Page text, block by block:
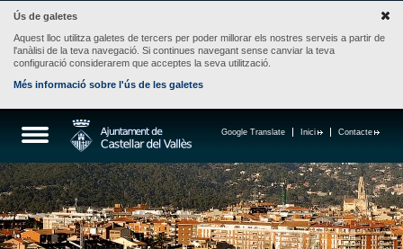
Ús de galetes
Aquest lloc utilitza galetes de tercers per poder millorar els nostres serveis a partir de
l'anàlisi de la teva navegació. Si continues navegant sense canviar la teva
configuració considerarem que acceptes la seva utilització.
Més informació sobre l'ús de les galetes
Contacte
Inici
Google Translate